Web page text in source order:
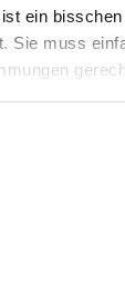
ein
Sie muss
zu Kiel
Elbe vertritt